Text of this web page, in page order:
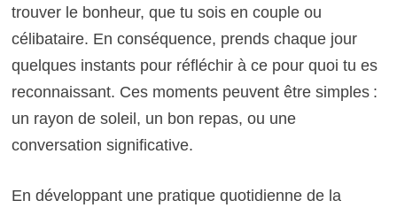
trouver le bonheur, que tu sois en couple ou
célibataire. En conséquence, prends chaque jour
quelques instants pour réfléchir à ce pour quoi tu es
reconnaissant. Ces moments peuvent être simples :
un rayon de soleil, un bon repas, ou une
conversation significative.
En développant une pratique quotidienne de la